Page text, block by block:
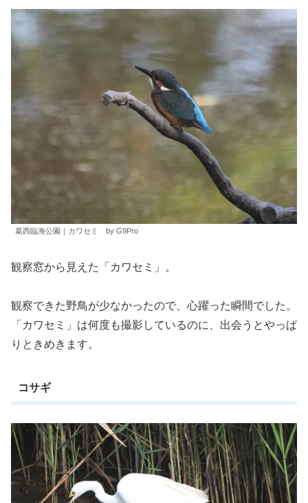
葛西臨海公園｜カワセミ by G9Pro
観察窓から見えた「カワセミ」。
観察できた野鳥が少なかったので、心躍った瞬間でした。
「カワセミ」は何度も撮影しているのに、出会うとやっぱ
りときめきます。
コサギ